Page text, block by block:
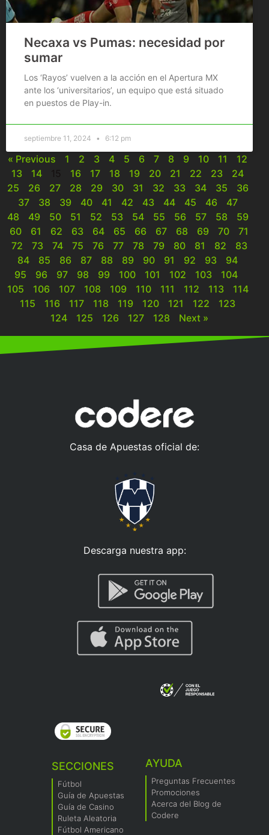
Necaxa vs Pumas: necesidad por
sumar
Los ‘Rayos’ vuelven a la acción en el Apertura MX
ante los ‘universitarios’, un equipo que está situado
en puestos de Play-in.
septiembre 11, 2024 6:12 pm
« Previous 1 2 3 4 5 6 7 8 9 10 11
12
13
14 16 17 18 19 20 21 22 23
24
25
26 27 28 29 30 31 32 33 34 35
36
37
38 39 40 41 42 43 44 45 46
47
48
49 50 51 52 53 54 55 56 57 58
59
60
61 62 63 64 65 66 67 68 69 70
71
72
73 74 75 76 77 78 79 80 81 82
83
84
85 86 87 88 89 90 91 92 93
94
95
96 97 98 99 100 101 102 103
104
105
106 107 108 109 110 111 112 113
114
115
116 117 118 119 120 121 122
123
124
125 126 127 128 Next »
Casa de Apuestas oficial de:
Descarga nuestra app:
SECCIONES
Fútbol
Guía de Apuestas
Guía de Casino
Ruleta Aleatoria
Fútbol Americano
AYUDA
Preguntas Frecuentes
Promociones
Acerca del Blog de
Codere